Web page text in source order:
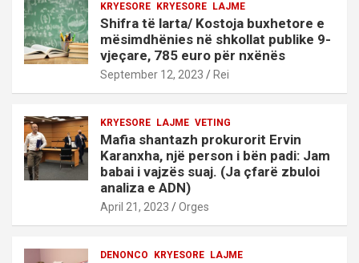
KRYESORE KRYESORE LAJME
Shifra të larta/ Kostoja buxhetore e
mësimdhënies në shkollat publike 9-
vjeçare, 785 euro për nxënës
September 12, 2023 Rei
KRYESORE LAJME VETING
Mafia shantazh prokurorit Ervin
Karanxha, një person i bën padi: Jam
babai i vajzës suaj. (Ja çfarë zbuloi
analiza e ADN)
April 21, 2023 Orges
DENONCO KRYESORE LAJME